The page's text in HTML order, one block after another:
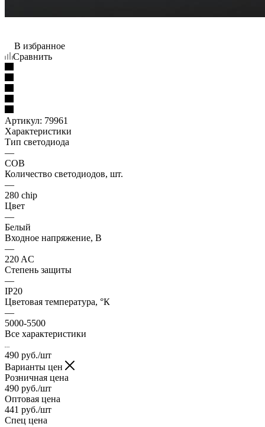
В избранное
Сравнить
Артикул: 79961
Характеристики
Тип светодиода
—
COB
Количество светодиодов, шт.
—
280 chip
Цвет
—
Белый
Входное напряжение, В
—
220 AC
Степень защиты
—
IP20
Цветовая температура, °К
—
5000-5500
Все характеристики
490 руб./шт
Варианты цен
Розничная цена
490 руб./шт
Оптовая цена
441 руб./шт
Спец цена